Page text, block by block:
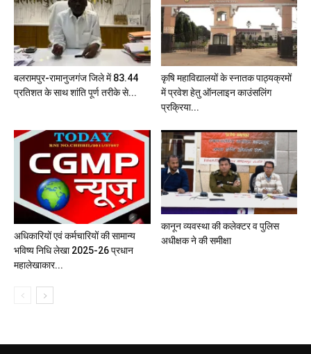
बलरामपुर-रामानुजगंज जिले में 83.44
प्रतिशत के साथ शांति पूर्ण तरीके से...
कृषि महाविद्यालयों के स्नातक पाठ्यक्रमों
में प्रवेश हेतु ऑनलाइन काउंसलिंग
प्रक्रिया...
अधिकारियों एवं कर्मचारियों की सामान्य
भविष्य निधि लेखा 2025-26 प्रधान
महालेखाकार...
कानून व्यवस्था की कलेक्टर व पुलिस
अधीक्षक ने की समीक्षा